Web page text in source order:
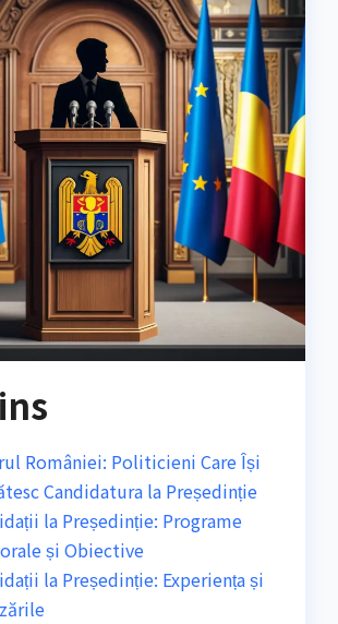
României: Politicieni Care Își
Candidatura la Președinție
la Președinție: Programe
și Obiective
la Președinție: Experiența și